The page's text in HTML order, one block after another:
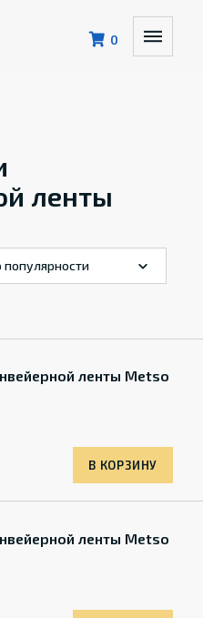
0
ленты
ленты Metso
В КОРЗИНУ
ленты Metso